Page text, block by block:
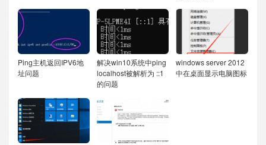
Ping主机返回IPV6地
址问题
解决win10系统中ping
localhost被解析为 ::1
的问题
windows server 2012
中在桌面显示电脑图标